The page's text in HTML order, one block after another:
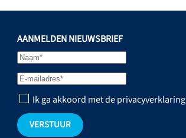
AANMELDEN NIEUWSBRIEF
Ik ga akkoord met de privacyverklaring
VERSTUUR